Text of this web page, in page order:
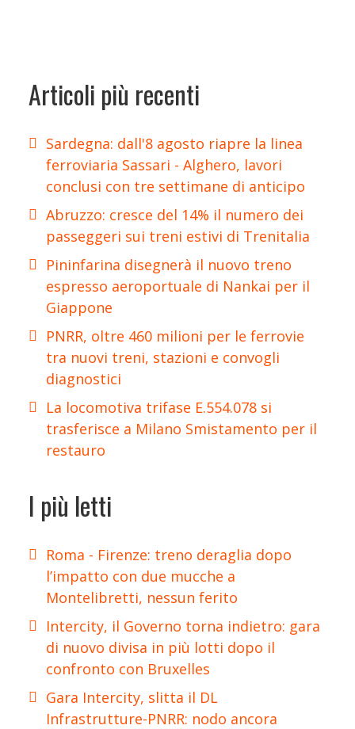
Articoli più recenti
Sardegna: dall'8 agosto riapre la linea
ferroviaria Sassari - Alghero, lavori
conclusi con tre settimane di anticipo
Abruzzo: cresce del 14% il numero dei
passeggeri sui treni estivi di Trenitalia
Pininfarina disegnerà il nuovo treno
espresso aeroportuale di Nankai per il
Giappone
PNRR, oltre 460 milioni per le ferrovie
tra nuovi treni, stazioni e convogli
diagnostici
La locomotiva trifase E.554.078 si
trasferisce a Milano Smistamento per il
restauro
I più letti
Roma - Firenze: treno deraglia dopo
l’impatto con due mucche a
Montelibretti, nessun ferito
Intercity, il Governo torna indietro: gara
di nuovo divisa in più lotti dopo il
confronto con Bruxelles
Gara Intercity, slitta il DL
Infrastrutture-PNRR: nodo ancora